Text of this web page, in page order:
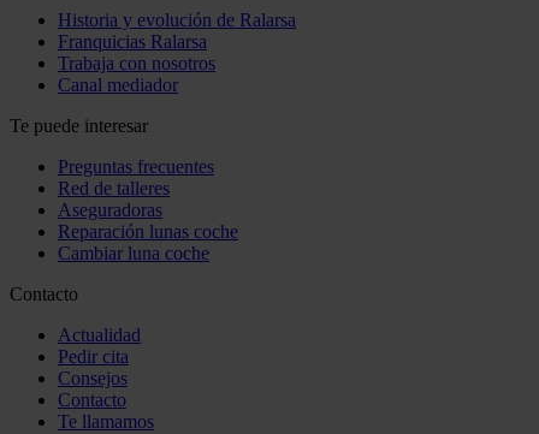
Historia y evolución de Ralarsa
Franquicias Ralarsa
Trabaja con nosotros
Canal mediador
Te puede interesar
Preguntas frecuentes
Red de talleres
Aseguradoras
Reparación lunas coche
Cambiar luna coche
Contacto
Actualidad
Pedir cita
Consejos
Contacto
Te llamamos